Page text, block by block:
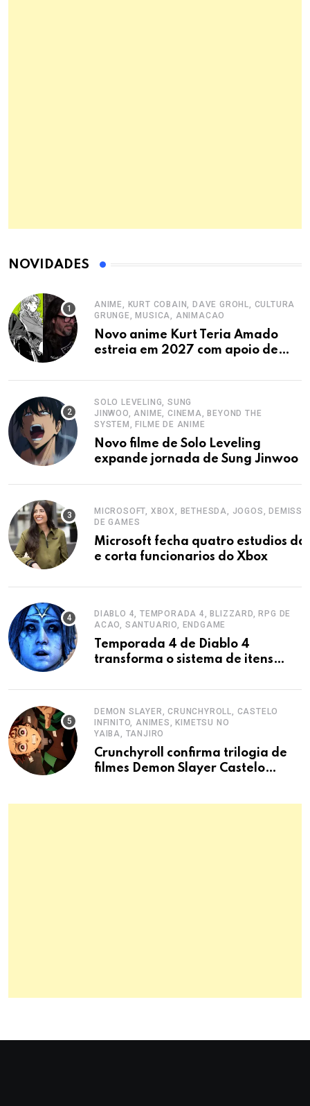
NOVIDADES
ANIME, KURT COBAIN, DAVE GROHL, CULTURA
GRUNGE, MUSICA, ANIMACAO
Novo anime Kurt Teria Amado
estreia em 2027 com apoio de
SOLO LEVELING, SUNG
JINWOO, ANIME, CINEMA, BEYOND THE
SYSTEM, FILME DE ANIME
Novo filme de Solo Leveling
expande jornada de Sung Jinwoo
MICROSOFT, XBOX, BETHESDA, JOGOS,
DE GAMES
Microsoft fecha quatro estudios da
e corta funcionarios do Xbox
DIABLO 4, TEMPORADA 4, BLIZZARD, RPG DE
ACAO, SANTUARIO, ENDGAME
Temporada 4 de Diablo 4
transforma o sistema de itens
DEMON SLAYER, CRUNCHYROLL, CASTELO
INFINITO, ANIMES, KIMETSU NO
YAIBA, TANJIRO
Crunchyroll confirma trilogia de
filmes Demon Slayer Castelo